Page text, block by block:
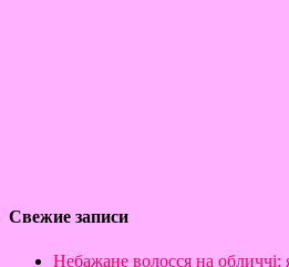
Свежие записи
Небажане волосся на обличчі: